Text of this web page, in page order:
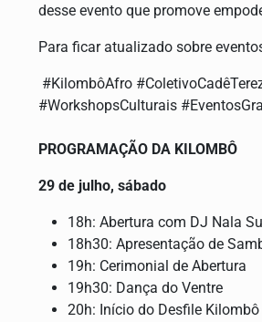
desse evento que promove
Para ficar atualizado sobre
#KilombôAfro
#WorkshopsCulturais
PROGRAMAÇÃO DA KILOMBÔ
29 de julho, sábado
18h: Abertura com DJ Nala
18h30: Apresentação de
19h: Cerimonial de Abertura
19h30: Dança do Ventre
20h: Início do Desfile